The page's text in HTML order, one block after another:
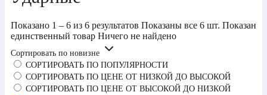
Показано 1 – 6 из 6 результатов Показаны все 6 шт. Показан
единственный товар Ничего не найдено
Сортировать по новизне
СОРТИРОВАТЬ ПО ПОПУЛЯРНОСТИ
СОРТИРОВАТЬ ПО ЦЕНЕ ОТ НИЗКОЙ ДО ВЫСОКОЙ
СОРТИРОВАТЬ ПО ЦЕНЕ ОТ ВЫСОКОЙ ДО НИЗКОЙ